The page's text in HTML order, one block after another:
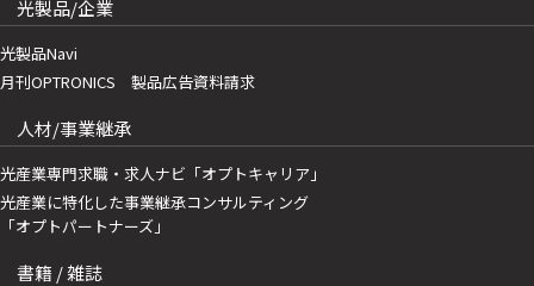
光製品/企業
光製品Navi
月刊OPTRONICS 製品広告資料請求
人材/事業継承
光産業専門求職・求人ナビ「オプトキャリア」
光産業に特化した事業継承コンサルティング
「オプトパートナーズ」
書籍 / 雑誌